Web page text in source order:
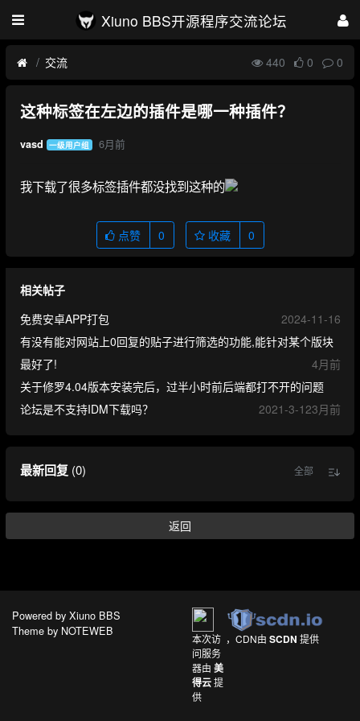
Xiuno BBS开源程序交流论坛
交流 440 0 0
这种标签在左边的插件是哪一种插件？
vasd 一级用户组 6月前
我下载了很多标签插件都没找到这种的
点赞 0 收藏 0
相关帖子
免费安卓APP打包
2024-11-16
有没有能对网站上0回复的贴子进行筛选的功能,能针对某个版块
最好了!
4月前
关于修罗4.04版本安装完后，过半小时前后端都打不开的问题
3月前
论坛是不支持IDM下载吗？ 2021-3-12
最新回复(0) 全部
返回
Powered by Xiuno BBS
Theme by NOTEWEB
本次访
问服务
器由 美
得云提
供
，CDN由SCDN 提供